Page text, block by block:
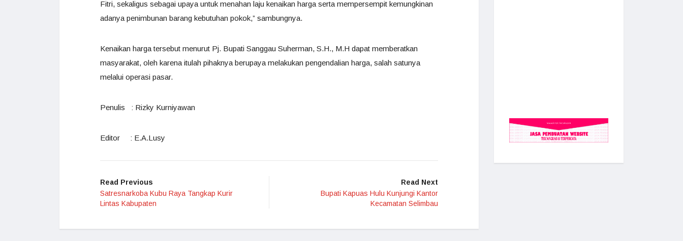
Fitri, sekaligus sebagai upaya untuk menahan laju kenaikan harga serta mempersempit kemungkinan
adanya penimbunan barang kebutuhan pokok,” sambungnya.
Kenaikan harga tersebut menurut Pj. Bupati Sanggau Suherman, S.H., M.H dapat memberatkan
masyarakat, oleh karena itulah pihaknya berupaya melakukan pengendalian harga, salah satunya
melalui operasi pasar.
Penulis : Rizky Kurniyawan
Editor : E.A.Lusy
Read Previous
Satresnarkoba Kubu Raya Tangkap Kurir
Lintas Kabupaten
Read Next
Bupati Kapuas Hulu Kunjungi Kantor
Kecamatan Selimbau